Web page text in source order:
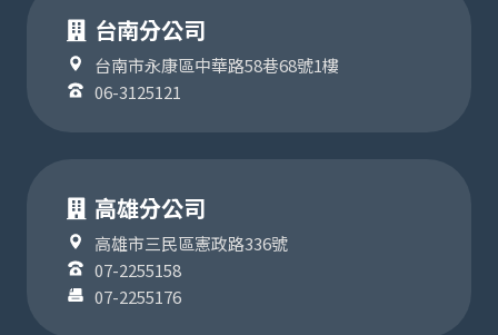
台南分公司
台南市永康區中華路58巷68號1樓
06-3125121
高雄分公司
高雄市三民區憲政路336號
07-2255158
07-2255176